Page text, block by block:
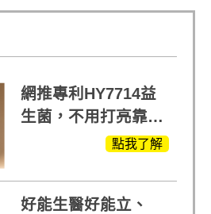
網推專利HY7714益
生菌，不用打亮靠養
點我了解
好能生醫好能立、